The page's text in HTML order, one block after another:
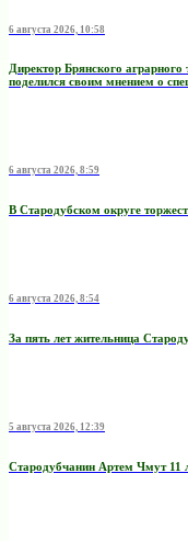
6 августа 2026, 10:58
Директор Брянского
поделился своим мнением о
6 августа 2026, 8:59
В Стародубском округе
6 августа 2026, 8:54
За пять лет жительница
5 августа 2026, 12:39
Стародубчанин Артем Чмут 11